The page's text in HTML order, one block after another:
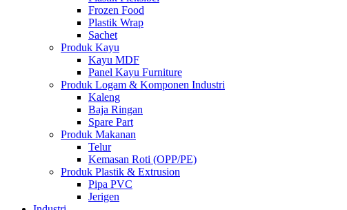
Frozen Food
Plastik Wrap
Sachet
Produk Kayu
Kayu MDF
Panel Kayu Furniture
Produk Logam & Komponen Industri
Kaleng
Baja Ringan
Spare Part
Produk Makanan
Telur
Kemasan Roti (OPP/PE)
Produk Plastik & Extrusion
Pipa PVC
Jerigen